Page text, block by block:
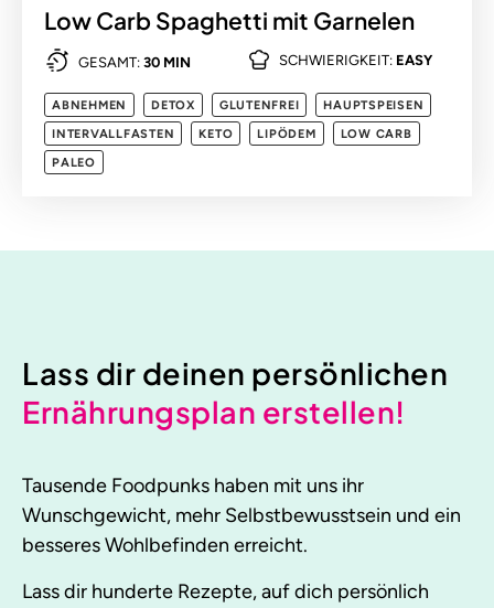
Low Carb Spaghetti mit Garnelen
GESAMT: 30 MIN SCHWIERIGKEIT: EASY
ABNEHMEN DETOX GLUTENFREI
HAUPTSPEISEN
INTERVALLFASTEN
KETO LIPÖDEM
LOW CARB
PALEO
Lass dir deinen persönlichen
Ernährungsplan erstellen!
Tausende Foodpunks haben mit uns ihr
Wunschgewicht, mehr Selbstbewusstsein und ein
besseres Wohlbefinden erreicht.
Lass dir hunderte Rezepte, auf dich persönlich